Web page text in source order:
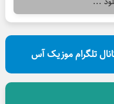
تلگرام موزیک آس